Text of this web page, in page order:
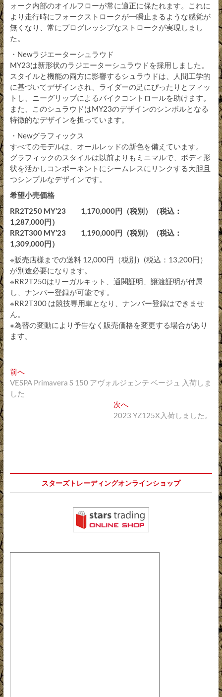
ォーク内部のオイルフローが常に適正に保たれます。これに
より走行時にフォークストロークが一瞬止まるような感覚が
無くなり、常にプログレッシブなストロークが実現しまし
た。
・Newラジエーターシュラウド
MY23は新形状のラジエーターシュラウドを採用しました。
スタイルと機能の両方に影響するシュラウドは、人間工学的
に基づいてデザインされ、ライダーの足にぴったりとフィッ
トし、ニーグリップによるバイクコントロールを助けます。
また、このシュラウドはMY23のデザインのシンボルとなる
特徴的なデザインを担っています。
・Newグラフィックス
すべてのモデルは、オールレッドの新色を備えています。
グラフィックのスタイルは以前よりもミニマルで、ボディ形
状を活かしコンポーネントにシームレスにリンクする大胆且
つシンプルなデザインです。
希望小売価格
RR2T250 MY’23 1,170,000円（税別）（税込：
1,287,000円）
RR2T300 MY’23 1,190,000円（税別）（税込：
1,309,000円）
※販売店様までの送料 12,000円（税別）(税込：13,200円）
が別途必要になります。
※RR2T250はリーガルキット、通関証明、譲渡証明が付属
し、ナンバー登録が可能です。
※RR2T300 は競技専用車となり、ナンバー登録はできませ
ん。
※為替の変動により予告なく販売価格を変更する場合があり
ます。
投
稿
シ
前へ過
去
VESPA Primavera S 150 アヴォルジェンテ ベージュ 入荷しま
した
次へ
の
2023 YZ125X入荷しました。
スターズトレーディングオンラインショップ